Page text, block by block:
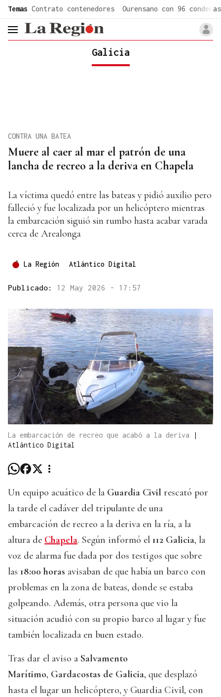
Temas Contrato contenedores Ourensano con 96 condenas
header.menu.open
Galicia
Muere al caer al mar el patrón de una
lancha de recreo a la deriva en Chapela
CONTRA UNA BATEA
La víctima quedó entre las bateas y pidió auxilio pero
falleció y fue localizada por un helicóptero mientras
la embarcación siguió sin rumbo hasta acabar varada
cerca de Arealonga
La Región Atlántico Digital
Publicado: 12 May 2026 - 17:57
La embarcación de recreo que acabó a la deriva
|
Atlántico Digital
Un equipo acuático de la Guardia Civil rescató por
la tarde el cadáver del tripulante de una
embarcación de recreo a la deriva en la ría, a la
altura de Chapela. Según informó el 112 Galicia, la
voz de alarma fue dada por dos testigos que sobre
las 18:00 horas avisaban de que había un barco con
problemas en la zona de bateas, donde se estaba
golpeando. Además, otra persona que vio la
situación acudió con su propio barco al lugar y fue
también localizada en buen estado.
Tras dar el aviso a Salvamento
Marítimo, Gardacostas de Galicia, que desplazó
hasta el lugar un helicóptero, y Guardia Civil, con